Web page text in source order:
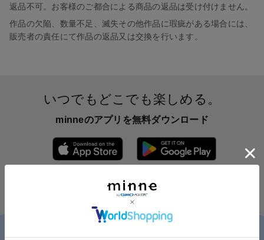
返品不可。お客様のご都合による商品の返品は受け付けません。
作品の欠陥、数量不足、滅失その他作品に瑕疵がある場合には、
販売者の責任にて作品の返品又は交換を行います。
いつでもどこでも楽しめる。
minneのアプリを無料ダウンロード
App Store からダウンロード